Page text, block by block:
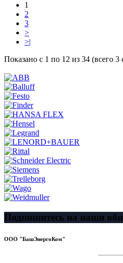
1
2
3
>
>|
Показано с 1 по 12 из 34 (всего 3
Подпишитесь на наши
ООО "БашЭнергоКом"